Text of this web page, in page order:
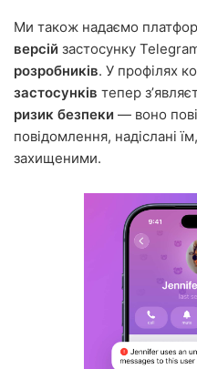
Ми також надаємо
версій застосунку
розробників. У профілях
застосунків тепер
ризик безпеки — воно
повідомлення, надіслані
захищеними.